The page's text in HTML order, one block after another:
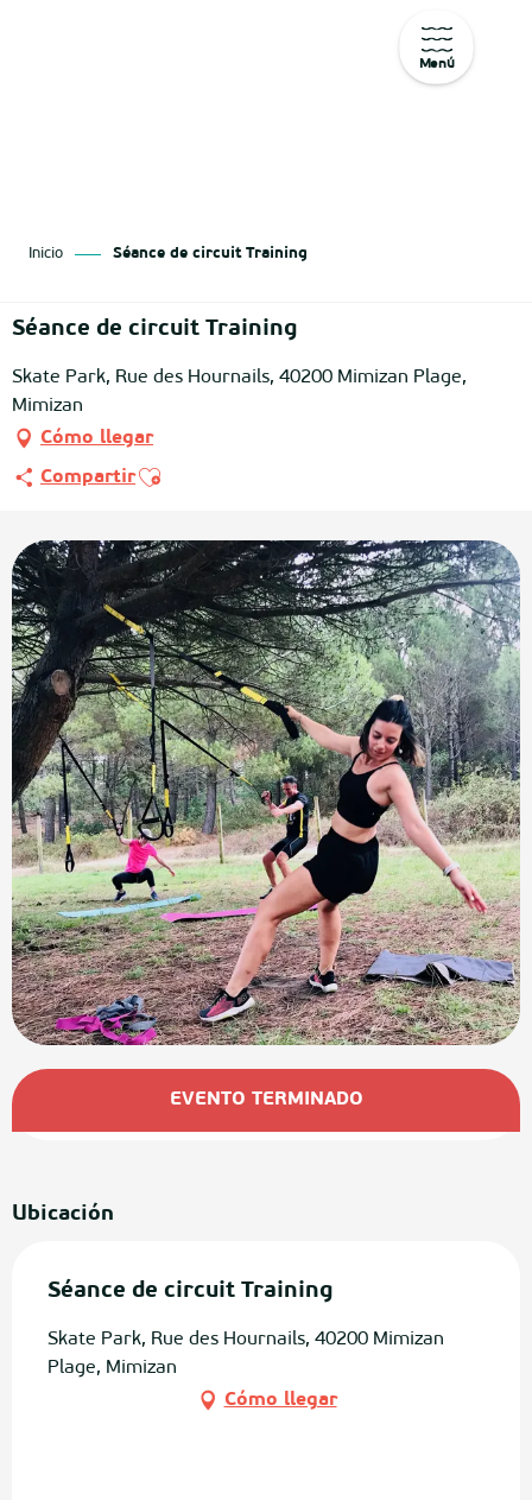
Menú
Inicio Séance de circuit Training
Séance de circuit Training
Skate Park, Rue des Hournails, 40200 Mimizan Plage,
Mimizan
Cómo llegar
CompartirAjouter aux favoris
Horarios y datos de contacto
EVENTO TERMINADO
Ubicación
Séance de circuit Training
Skate Park, Rue des Hournails, 40200 Mimizan
Plage, Mimizan
Cómo llegar